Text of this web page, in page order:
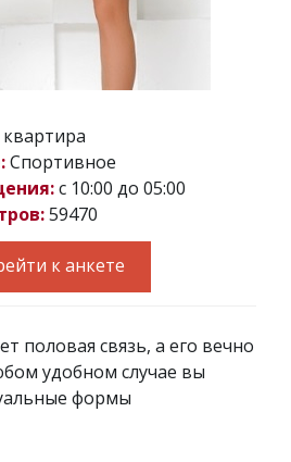
квартира
Спортивное
с 10:00 до 05:00
59470
к анкете
половая связь, а его вечно
удобном случае вы
формы